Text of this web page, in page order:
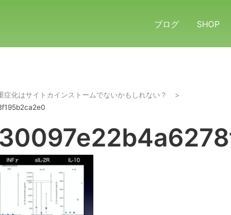
ブログ SHOP
症化はサイトカインストームでないかもしれない？
>